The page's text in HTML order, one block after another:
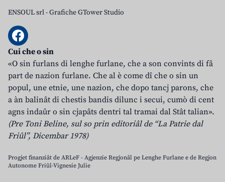
ENSOUL srl-Grafiche GTower Studio
Cui che o sin
«O sin furlans di lenghe furlane, che a son convints di fâ
part de nazion furlane. Che al è come dî che o sin un
popul, une etnie, une nazion, che dopo tancj parons, che
a àn balinât di chestis bandis dilunc i secui, cumò di cent
agns indaûr o sin cjapâts dentri tal tramai dal Stât talian».
(Pre Toni Beline, sul so prin editoriâl de “La Patrie dal
Friûl”, Dicembar 1978)
Progjet finanziât de ARLeF - Agjenzie Regjonâl pe Lenghe Furlane e de Regjon
Autonome Friûl-Vignesie Julie